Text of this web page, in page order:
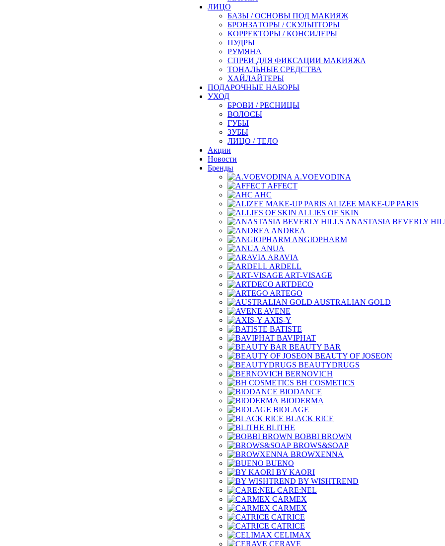
ЛИЦО
БАЗЫ / ОСНОВЫ ПОД МАКИЯЖ
БРОНЗАТОРЫ / СКУЛЬПТОРЫ
КОРРЕКТОРЫ / КОНСИЛЕРЫ
ПУДРЫ
РУМЯНА
СПРЕИ ДЛЯ ФИКСАЦИИ МАКИЯЖА
ТОНАЛЬНЫЕ СРЕДСТВА
ХАЙЛАЙТЕРЫ
ПОДАРОЧНЫЕ НАБОРЫ
УХОД
БРОВИ / РЕСНИЦЫ
ВОЛОСЫ
ГУБЫ
ЗУБЫ
ЛИЦО / ТЕЛО
Акции
Новости
Бренды
A.VOEVODINA
AFFECT
AHC
ALIZEE MAKE-UP PARIS
ALLIES OF SKIN
ANASTASIA BEVERLY
ANDREA
ANGIOPHARM
ANUA
ARAVIA
ARDELL
ART-VISAGE
ARTDECO
ARTEGO
AUSTRALIAN GOLD
AVENE
AXIS-Y
BATISTE
BAVIPHAT
BEAUTY BAR
BEAUTY OF JOSEON
BEAUTYDRUGS
BERNOVICH
BH COSMETICS
BIODANCE
BIODERMA
BIOLAGE
BLACK RICE
BLITHE
BOBBI BROWN
BROWS&SOAP
BROWXENNA
BUENO
BY KAORI
BY WISHTREND
CARE:NEL
CARMEX
CARMEX
CATRICE
CATRICE
CELIMAX
CERAVE